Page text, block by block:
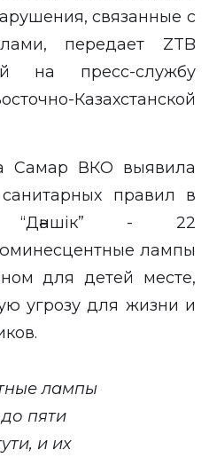
связанные с
передает ZTB
на пресс-службу
Казахстанской
Самар ВКО выявила
правил в
“Дәншік” - 22
лампы
для детей месте,
угрозу для жизни и
лампы
пяти
и их